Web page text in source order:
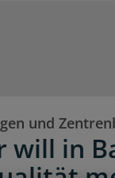
und
will in